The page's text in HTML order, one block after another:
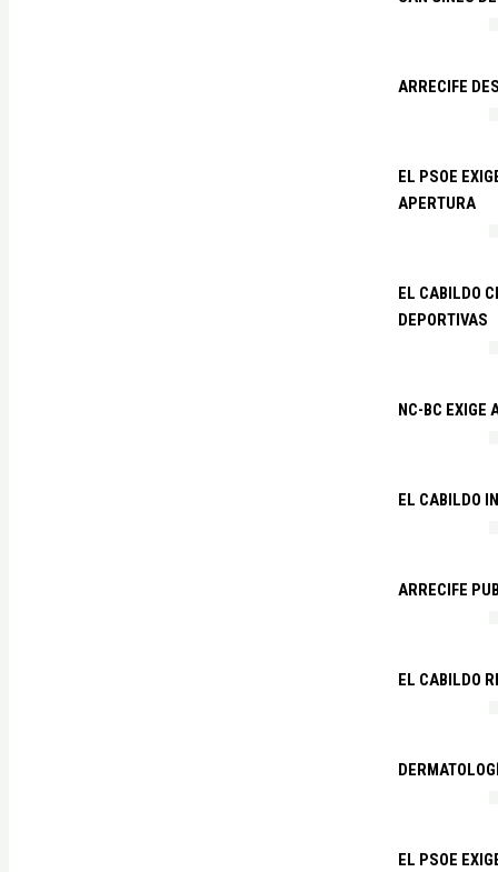
ARRECIFE
EL PSOE
APERTURA
EL CABILDO
DEPORTIVAS
NC-BC EXIGE
EL CABILDO
ARRECIFE
EL CABILDO
EL PSOE